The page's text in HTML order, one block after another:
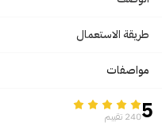
طريقة الاستعمال
مواصفات
5240 تقييم